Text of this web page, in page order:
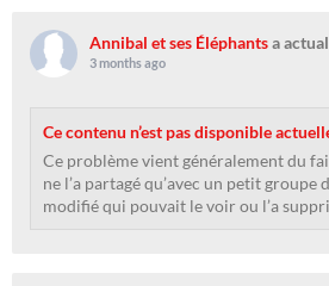
Annibal et ses Éléphantsa
3 months ago
Ce contenu n’est pas disponible
Ce problème vient généralement du
ne l’a partagé qu’avec un petit groupe
modifié qui pouvait le voir ou l’a